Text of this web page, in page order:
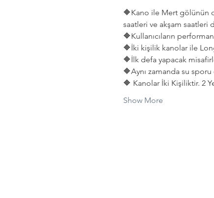
🔶Kano ile Mert gölünün
saatleri ve akşam saatleri
🔶Kullanıcıların
🔶İki kişilik kanolar ile
🔶İlk defa yapacak
🔶Aynı zamanda su
🔶 Kanolar İki Kişiliktir. 2
Show More